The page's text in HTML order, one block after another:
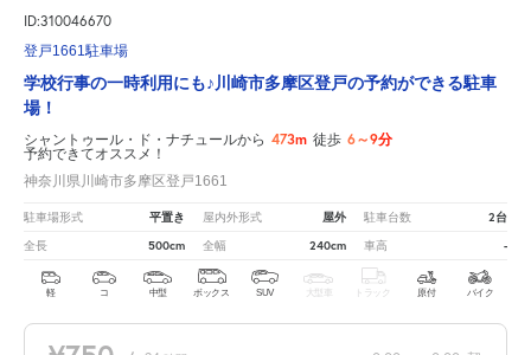
ID:310046670
登戸1661駐車場
学校行事の一時利用にも♪川崎市多摩区登戸の予約ができる駐車
場！
シャントゥール・ド・ナチュールから 473m 徒歩 6～9分
予約できてオススメ！
神奈川県川崎市多摩区登戸1661
駐車場形式 平置き 屋内外形式 屋外 駐車台数 2台
全長 500cm 全幅 240cm 車高 -
軽 コ 中型 ボックス SUV 大型車 トラック 原付 バイク